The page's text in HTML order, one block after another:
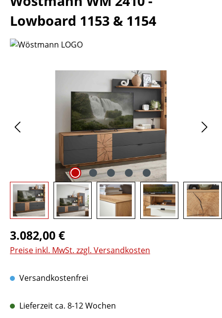
Lowboard 1153 & 1154
Regulärer Preis:
3.082,00 €
Preise inkl. MwSt. zzgl. Versandkosten
Versandkostenfrei
Lieferzeit ca. 8-12 Wochen